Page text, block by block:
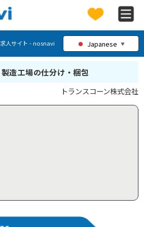
人サイト - nosnavi Japanese ▼
造工場の仕分け・梱包
トランスコーン株式会社